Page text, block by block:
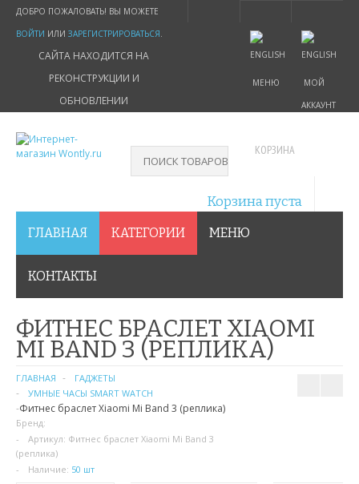
ДОБРО ПОЖАЛОВАТЬ! ВЫ МОЖЕТЕ
ВОЙТИ ИЛИ ЗАРЕГИСТРИРОВАТЬСЯ.
САЙТА НАХОДИТСЯ НА
РЕКОНСТРУКЦИИ И
ОБНОВЛЕНИИ
МЕНЮ
МОЙ
АККАУНТ
КОРЗИНА
Корзина пуста
ГЛАВНАЯ КАТЕГОРИИ МЕНЮ
КОНТАКТЫ
ФИТНЕС БРАСЛЕТ XIAOMI
MI BAND 3 (РЕПЛИКА)
ГЛАВНАЯ
ГАДЖЕТЫ
УМНЫЕ ЧАСЫ SMART WATCH
Фитнес браслет Xiaomi Mi Band 3 (реплика)
Бренд:
Артикул: Фитнес браслет Xiaomi Mi Band 3
(реплика)
Наличие: 50 шт